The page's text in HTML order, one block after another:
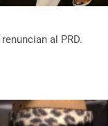
al PRD.